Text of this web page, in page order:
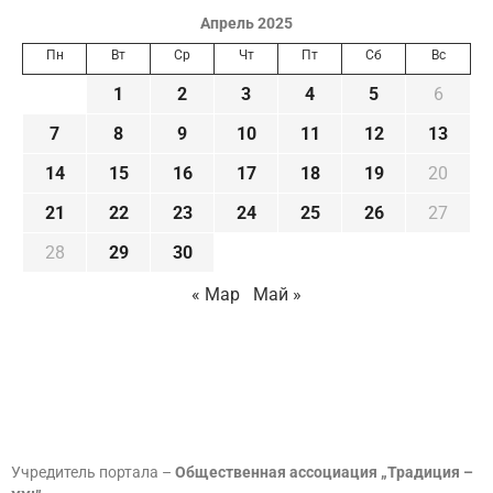
Апрель 2025
Пн Вт Ср Чт Пт Сб Вс
1 2 3 4 5
6
7
8 9 10 11 12
13
14
15 16 17 18 19
20
21
22 23 24 25 26
27
28
29
30
« Мар
Май »
Учредитель портала – Общественная ассоциация „Традиция –